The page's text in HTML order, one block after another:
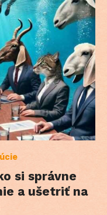
si správne
a ušetriť na